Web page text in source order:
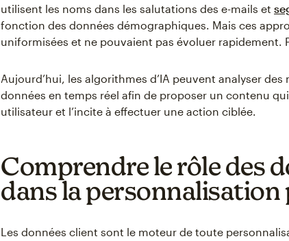
utilisent les noms dans les salutations des e-mails et
fonction des données démographiques. Mais ces
uniformisées et ne pouvaient pas évoluer rapidement.
Aujourd’hui, les algorithmes d’IA peuvent analyser
données en temps réel afin de proposer un contenu
utilisateur et l’incite à effectuer une action ciblée.
Comprendre le rôle des
dans la personnalisation
Les données client sont le moteur de toute